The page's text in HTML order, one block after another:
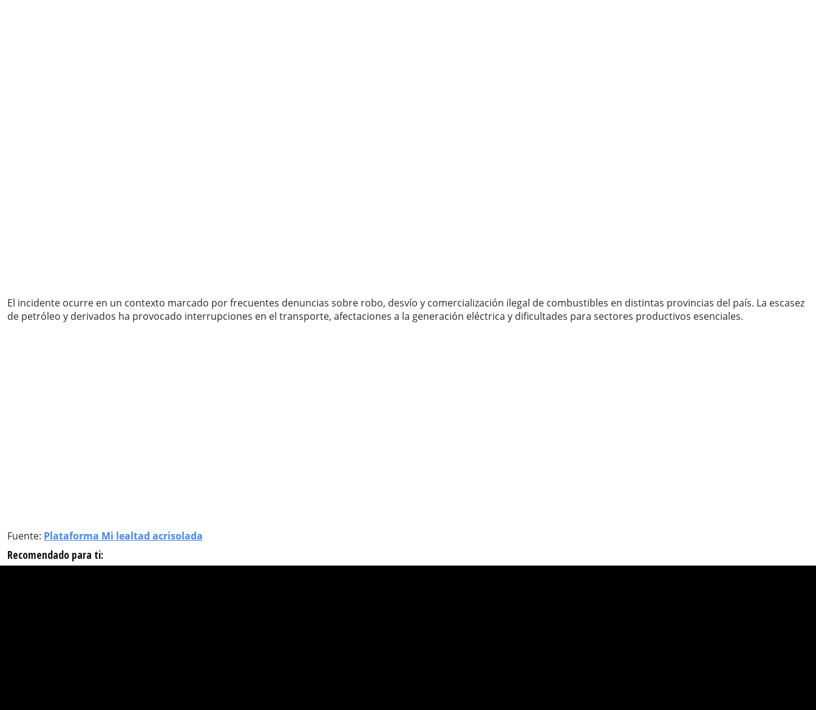
El incidente ocurre en un contexto marcado por frecuentes denuncias sobre robo, desvío y comercialización ilegal de combustibles en distintas provincias del país. La escasez
de petróleo y derivados ha provocado interrupciones en el transporte, afectaciones a la generación eléctrica y dificultades para sectores productivos esenciales.
Fuente: Plataforma Mi lealtad acrisolada
Recomendado para ti: